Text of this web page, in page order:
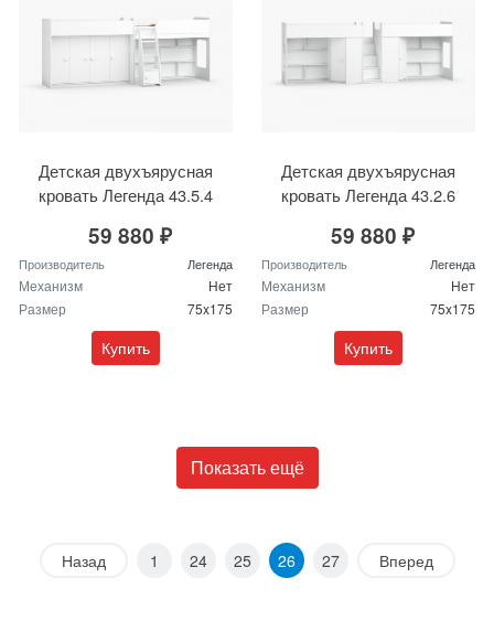
Детская двухъярусная
кровать Легенда 43.5.4
59 880 ₽
Производитель Легенда
Механизм
Нет
Размер
75x175
Купить
Детская двухъярусная
кровать Легенда 43.2.6
59 880 ₽
Производитель Легенда
Механизм
Нет
Размер
75x175
Купить
Показать ещё
Назад 1 24 25 26 27 Вперед